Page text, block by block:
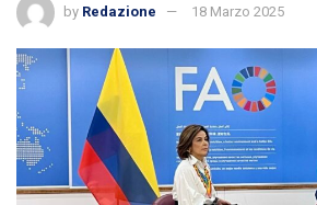
by Redazione 18 Marzo 2025